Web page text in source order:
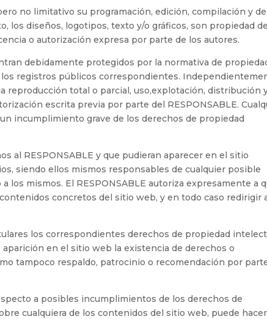
no limitativo su programación, edición, compilación y
los diseños, logotipos, texto y/o gráficos, son propiedad
o autorización expresa por parte de los autores.
debidamente protegidos por la normativa de
registros públicos correspondientes.
reproducción total o parcial, uso,explotación, distribución
escrita previa por parte del RESPONSABLE.
incumplimiento grave de los derechos de propiedad
al RESPONSABLE y que pudieran aparecer en el sitio
siendo ellos mismos responsables de cualquier posible
los mismos. El RESPONSABLE autoriza expresamente a
concretos del sitio web, y en todo caso redirigir
los correspondientes derechos de propiedad
en el sitio web la existencia de derechos o
tampoco respaldo, patrocinio o recomendación por
a posibles incumplimientos de los derechos de
cualquiera de los contenidos del sitio web, puede